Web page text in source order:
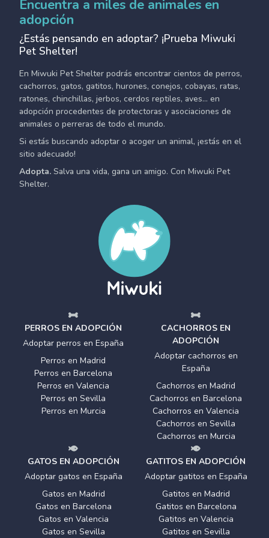
Encuentra a miles de animales en
adopción
¿Estás pensando en adoptar? ¡Prueba Miwuki
Pet Shelter!
En Miwuki Pet Shelter podrás encontrar cientos de perros,
cachorros, gatos, gatitos, hurones, conejos, cobayas, ratas,
ratones, chinchillas, jerbos, cerdos reptiles, aves... en
adopción procedentes de protectoras y asociaciones de
animales o perreras de todo el mundo.
Si estás buscando adoptar o acoger un animal, ¡estás en el
sitio adecuado!
Adopta. Salva una vida, gana un amigo. Con Miwuki Pet
Shelter.
PERROS EN ADOPCIÓN
Adoptar perros en España
Perros en Madrid
Perros en Barcelona
Perros en Valencia
Perros en Sevilla
Perros en Murcia
CACHORROS EN
ADOPCIÓN
Adoptar cachorros en
España
Cachorros en Madrid
Cachorros en Barcelona
Cachorros en Valencia
Cachorros en Sevilla
Cachorros en Murcia
GATOS EN ADOPCIÓN
Adoptar gatos en España
Gatos en Madrid
Gatos en Barcelona
Gatos en Valencia
Gatos en Sevilla
GATITOS EN ADOPCIÓN
Adoptar gatitos en España
Gatitos en Madrid
Gatitos en Barcelona
Gatitos en Valencia
Gatitos en Sevilla